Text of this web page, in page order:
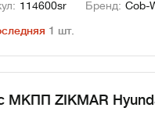
114600sr Бренд: Cob-
1 шт.
МКПП ZIKMAR